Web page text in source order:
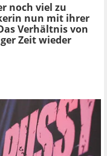
noch viel zu
nun mit ihrer
Verhältnis von
Zeit wieder